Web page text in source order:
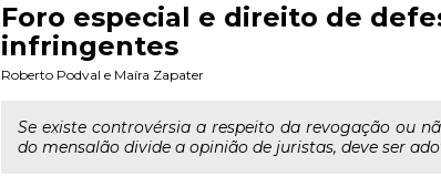
Foro especial e direito de
infringentes
Roberto Podval e Maíra Zapater
Se existe controvérsia a respeito da revogação ou
do mensalão divide a opinião de juristas, deve ser